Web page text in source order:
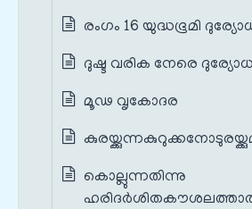
രംഗം 16 യുദ്ധഭൂമി
ദുഷ്ട വരിക നേരെ
മൂഢ വൃകോദര
കൊല്ലുന്നതിന്നു